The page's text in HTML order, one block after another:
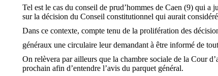
Tel est le cas du conseil de prud’hommes de Caen (9) qui
sur la décision du Conseil constitutionnel qui aurait
Dans ce contexte, compte tenu de la prolifération des
généraux une circulaire leur demandant à être informé de
On relèvera par ailleurs que la chambre sociale de la Cour
prochain afin d’entendre l’avis du parquet général.